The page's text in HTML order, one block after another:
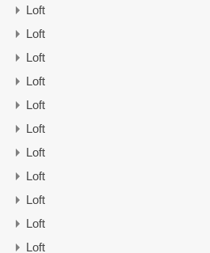
Loft
Loft
Loft
Loft
Loft
Loft
Loft
Loft
Loft
Loft
Loft